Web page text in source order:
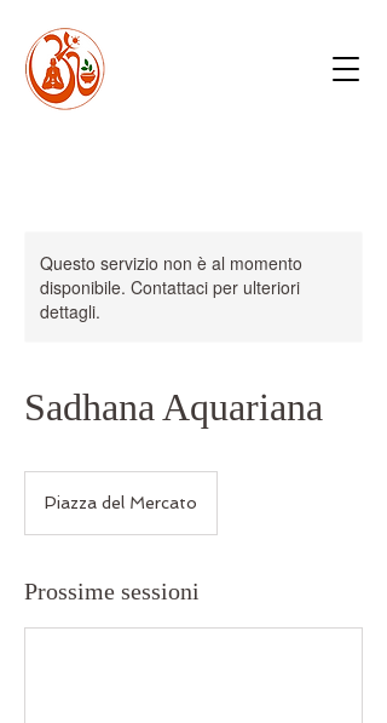
Questo servizio non è al momento
disponibile. Contattaci per ulteriori
dettagli.
Sadhana Aquariana
Piazza del Mercato
Prossime sessioni